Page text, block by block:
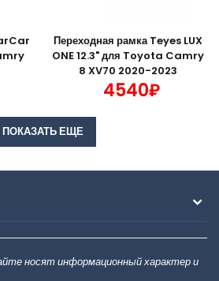
Переходная рамка Teyes LUX
ONE 12.3" для Toyota Camry
8 XV70 2020-2023
4540₽
ПОКАЗАТЬ ЕЩЕ
носят информационный характер и